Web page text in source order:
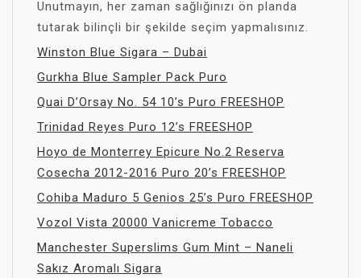
Unutmayın, her zaman sağlığınızı ön planda
tutarak bilinçli bir şekilde seçim yapmalısınız.
Winston Blue Sigara – Dubai
Gurkha Blue Sampler Pack Puro
Quai D’Orsay No. 54 10’s Puro FREESHOP
Trinidad Reyes Puro 12’s FREESHOP
Hoyo de Monterrey Epicure No.2 Reserva
Cosecha 2012-2016 Puro 20’s FREESHOP
Cohiba Maduro 5 Genios 25’s Puro FREESHOP
Vozol Vista 20000 Vanicreme Tobacco
Manchester Superslims Gum Mint – Naneli
Sakız Aromalı Sigara